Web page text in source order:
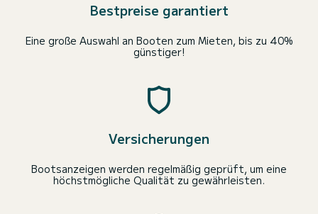
Bestpreise garantiert
Eine große Auswahl an Booten zum Mieten, bis zu 40%
günstiger!
Versicherungen
Bootsanzeigen werden regelmäßig geprüft, um eine
höchstmögliche Qualität zu gewährleisten.